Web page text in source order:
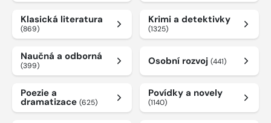
Klasická literatura
(869)
Krimi a detektivky
(1325)
Naučná a odborná
(399) Osobní rozvoj (441)
Poezie a
dramatizace (625)
Povídky a novely
(1140)